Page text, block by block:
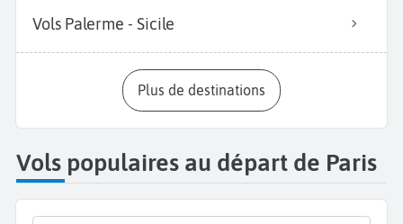
Vols Palerme - Sicile
Plus de destinations
Vols populaires au départ de Paris